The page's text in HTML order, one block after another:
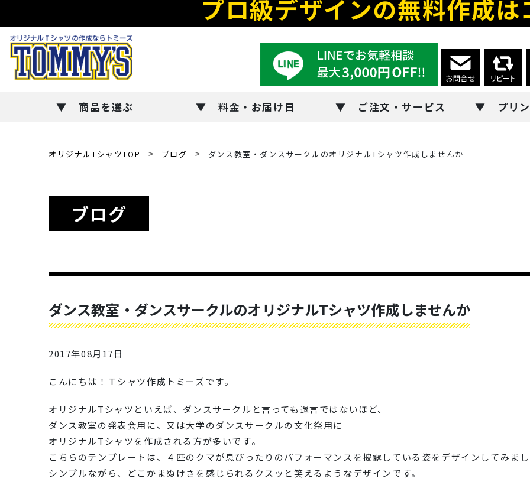
プロ級デザインの無料作成は
商品を選ぶ 料金・お届け日 ご注文・サービス プリ
オリジナルTシャツTOP ブログ ダンス教室・ダンスサークルのオリジナルTシャツ作成しませんか
ブログ
ダンス教室・ダンスサークルのオリジナルTシャツ作成しませんか
2017年08月17日
こんにちは！Ｔシャツ作成トミーズです。
オリジナルTシャツといえば、ダンスサークルと言っても過言ではないほど、
ダンス教室の発表会用に、又は大学のダンスサークルの文化祭用に
オリジナルTシャツを作成される方が多いです。
こちらのテンプレートは、４匹のクマが息ぴったりのパフォーマンスを披露している姿をデザインしてみま
シンプルながら、どこかまぬけさを感じられるクスッと笑えるようなデザインです。